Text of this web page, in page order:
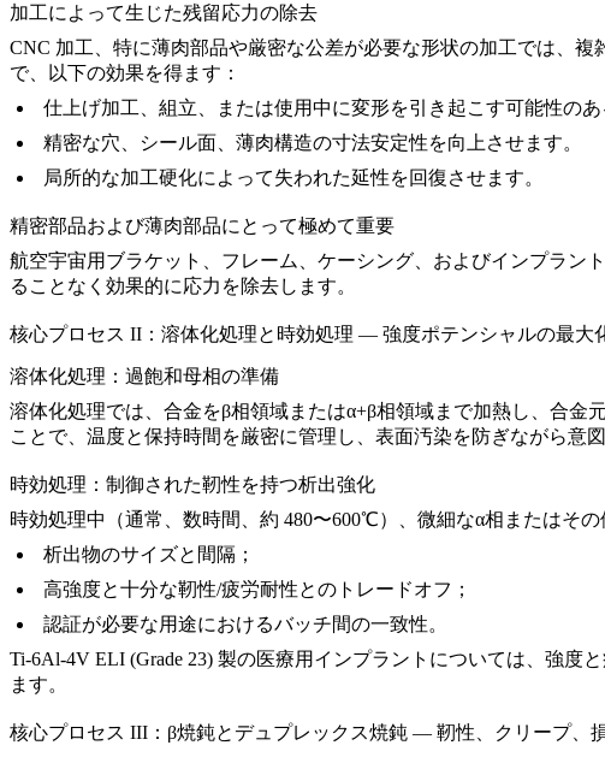
加工によって生じた残留応力の除去
CNC 加工、特に薄肉部品や厳密な公差が必要な形状の加工では、
で、以下の効果を得ます：
仕上げ加工、組立、または使用中に変形を引き起こす可能性のあ
精密な穴、シール面、薄肉構造の寸法安定性を向上させます。
局所的な加工硬化によって失われた延性を回復させます。
精密部品および薄肉部品にとって極めて重要
航空宇宙用ブラケット、フレーム、ケーシング、およびインプラン
ることなく効果的に応力を除去します。
核心プロセス II：溶体化処理と時効処理 — 強度ポテンシャルの最大
溶体化処理：過飽和母相の準備
溶体化処理では、合金をβ相領域またはα+β相領域まで加熱し、合
ことで、温度と保持時間を厳密に管理し、表面汚染を防ぎながら意
時効処理：制御された靭性を持つ析出強化
時効処理中（通常、数時間、約 480〜600℃）、微細なα相またはそ
析出物のサイズと間隔；
高強度と十分な靭性/疲労耐性とのトレードオフ；
認証が必要な用途におけるバッチ間の一致性。
Ti-6Al-4V ELI (Grade 23) 製の医療用インプラントについては、強度
ます。
核心プロセス III：β焼鈍とデュプレックス焼鈍 — 靭性、クリープ、